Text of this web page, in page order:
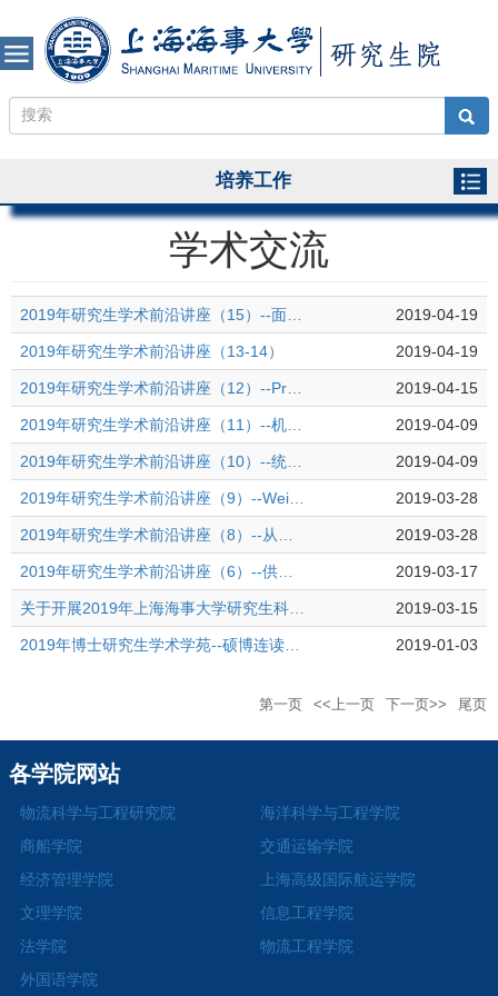
培养工作
学术交流
2019-04-19
2019年研究生学术前沿讲座（13-14） 2019-04-19
2019-04-15
2019-04-09
2019-04-09
2019-03-28
2019-03-28
2019-03-17
2019-03-15
2019-01-03
第一页 <<上一页 下一页>> 尾页
各学院网站
物流科学与工程研究院
海洋科学与工程学院
商船学院
交通运输学院
经济管理学院
上海高级国际航运学院
文理学院
信息工程学院
法学院
物流工程学院
外国语学院